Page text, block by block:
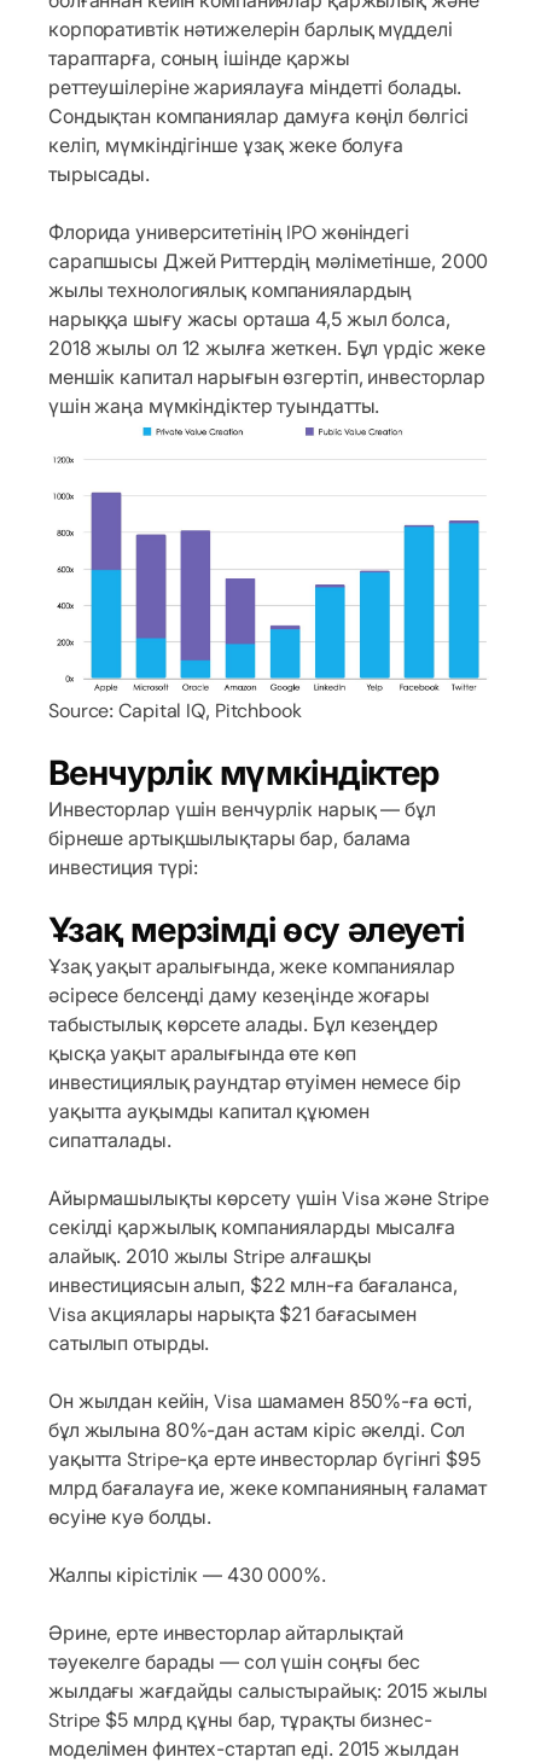
корпоративтік нәтижелерін барлық мүдделі
тараптарға, соның ішінде қаржы
реттеушілеріне жариялауға міндетті болады.
Сондықтан компаниялар дамуға көңіл бөлгісі
келіп, мүмкіндігінше ұзақ жеке болуға
тырысады.
Флорида университетінің IPO жөніндегі
сарапшысы Джей Риттердің мәліметінше, 2000
жылы технологиялық компаниялардың
нарыққа шығу жасы орташа 4,5 жыл болса,
2018 жылы ол 12 жылға жеткен. Бұл үрдіс жеке
меншік капитал нарығын өзгертіп, инвесторлар
үшін жаңа мүмкіндіктер туындатты.
Source: Capital IQ, Pitchbook
Венчурлік мүмкіндіктер
Инвесторлар үшін венчурлік нарық — бұл
бірнеше артықшылықтары бар, балама
инвестиция түрі:
Ұзақ мерзімді өсу әлеуеті
Ұзақ уақыт аралығында, жеке компаниялар
әсіресе белсенді даму кезеңінде жоғары
табыстылық көрсете алады. Бұл кезеңдер
қысқа уақыт аралығында өте көп
инвестициялық раундтар өтуімен немесе бір
уақытта ауқымды капитал құюмен
сипатталады.
Айырмашылықты көрсету үшін Visa және Stripe
секілді қаржылық компанияларды мысалға
алайық. 2010 жылы Stripe алғашқы
инвестициясын алып, $22 млн-ға бағаланса,
Visa акциялары нарықта $21 бағасымен
сатылып отырды.
Он жылдан кейін, Visa шамамен 850%-ға өсті,
бұл жылына 80%-дан астам кіріс әкелді. Сол
уақытта Stripe-қа ерте инвесторлар бүгінгі $95
млрд бағалауға ие, жеке компанияның ғаламат
өсуіне куә болды.
Жалпы кірістілік — 430 000%.
Әрине, ерте инвесторлар айтарлықтай
тәуекелге барады — сол үшін соңғы бес
жылдағы жағдайды салыстырайық: 2015 жылы
Stripe $5 млрд құны бар, тұрақты бизнес-
моделімен финтех-стартап еді. 2015 жылдан